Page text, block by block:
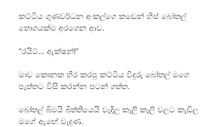
කට්ටිය ගුණවර්ධන අංකල්ගෙ කඩෙන් හිස් බෝතල්
තොගයක්ම අරගෙන ආව.
“රයිට්… ඇක්ෂන්!”
මාව කොනක හිර කරපු කට්ටිය වීදුරු බෝතල් මගෙ
පැත්තට විසි කරන්න පටන් ගත්ත.
බෝතල් බිමයි බිත්තියෙයි වැදිල කෑලි කෑලි වලට කැඩිල
මගේ ඇඟේ වැදුණ.